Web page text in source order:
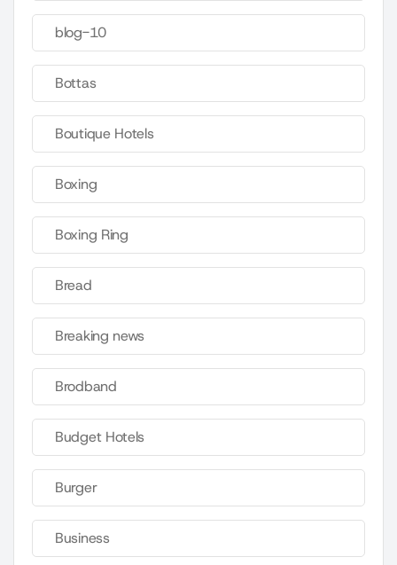
blog-10
Bottas
Boutique Hotels
Boxing
Boxing Ring
Bread
Breaking news
Brodband
Budget Hotels
Burger
Business